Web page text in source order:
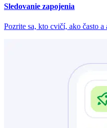
Sledovanie zapojenia
Pozrite sa, kto cvičí, ako často